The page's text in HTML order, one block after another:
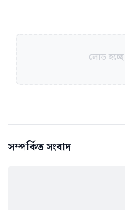
লোড
সম্পর্কিত সংবাদ